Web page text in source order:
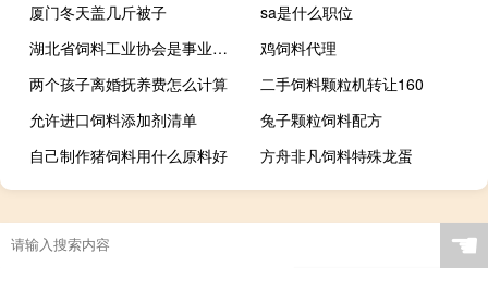
厦门冬天盖几斤被子
sa是什么职位
湖北省饲料工业协会是事业单位
鸡饲料代理
两个孩子离婚抚养费怎么计算
二手饲料颗粒机转让160
允许进口饲料添加剂清单
兔子颗粒饲料配方
自己制作猪饲料用什么原料好
方舟非凡饲料特殊龙蛋
☚